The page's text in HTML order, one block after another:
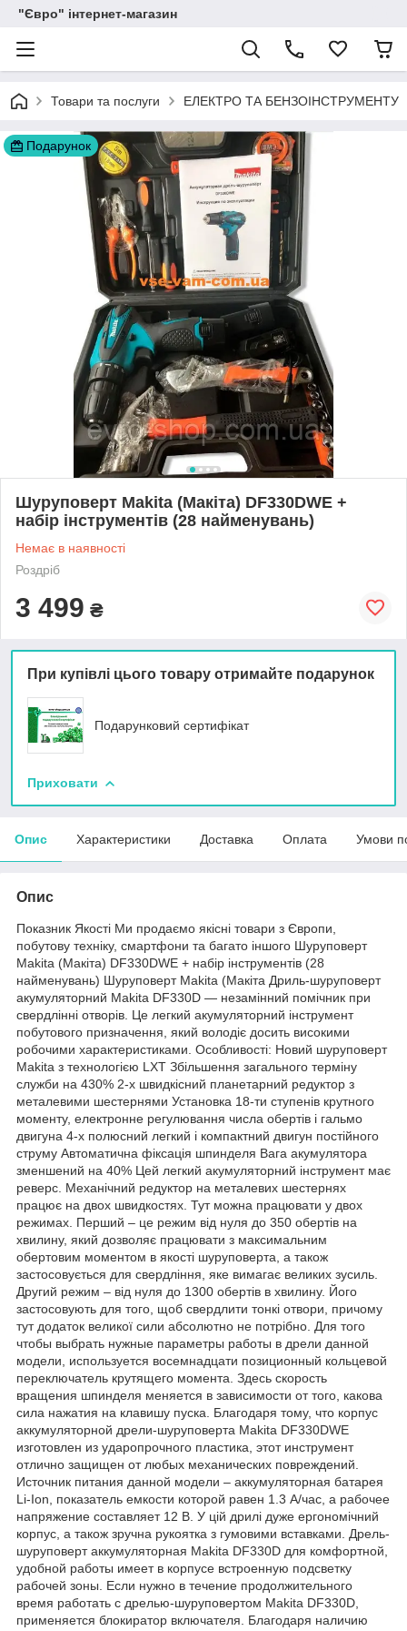
"Євро" інтернет-магазин
Товари та послуги ЕЛЕКТРО ТА БЕНЗОІНСТРУМЕНТУ
Подарунок
Шуруповерт Makita (Макіта) DF330DWE +
набір інструментів (28 найменувань)
Немає в наявності
Роздріб
3 499 ₴
При купівлі цього товару отримайте подарунок
Подарунковий сертифікат
Приховати
Опис Характеристики Доставка Оплата Умови
Опис
Показник Якості Ми продаємо якісні товари з Європи,
побутову техніку, смартфони та багато іншого Шуруповерт
Makita (Макіта) DF330DWE + набір інструментів (28
найменувань) Шуруповерт Makita (Макіта Дриль-шуруповерт
акумуляторний Makita DF330D — незамінний помічник при
свердлінні отворів. Це легкий акумуляторний інструмент
побутового призначення, який володіє досить високими
робочими характеристиками. Особливості: Новий шуруповерт
Makita з технологією LXT Збільшення загального терміну
служби на 430% 2-х швидкісний планетарний редуктор з
металевими шестернями Установка 18-ти ступенів крутного
моменту, електронне регулювання числа обертів і гальмо
двигуна 4-х полюсний легкий і компактний двигун постійного
струму Автоматична фіксація шпинделя Вага акумулятора
зменшений на 40% Цей легкий акумуляторний інструмент має
реверс. Механічний редуктор на металевих шестернях
працює на двох швидкостях. Тут можна працювати у двох
режимах. Перший – це режим від нуля до 350 обертів на
хвилину, який дозволяє працювати з максимальним
обертовим моментом в якості шуруповерта, а також
застосовується для свердління, яке вимагає великих зусиль.
Другий режим – від нуля до 1300 обертів в хвилину. Його
застосовують для того, щоб свердлити тонкі отвори, причому
тут додаток великої сили абсолютно не потрібно. Для того
чтобы выбрать нужные параметры работы в дрели данной
модели, используется восемнадцати позиционный кольцевой
переключатель крутящего момента. Здесь скорость
вращения шпинделя меняется в зависимости от того, какова
сила нажатия на клавишу пуска. Благодаря тому, что корпус
аккумуляторной дрели-шуруповерта Makita DF330DWE
изготовлен из ударопрочного пластика, этот инструмент
отлично защищен от любых механических повреждений.
Источник питания данной модели – аккумуляторная батарея
Li-Ion, показатель емкости которой равен 1.3 А/час, а рабочее
напряжение составляет 12 В. У цій дрилі дуже ергономічний
корпус, а також зручна рукоятка з гумовими вставками. Дрель-
шуруповерт аккумуляторная Makita DF330D для комфортной,
удобной работы имеет в корпусе встроенную подсветку
рабочей зоны. Если нужно в течение продолжительного
время работать с дрелью-шуруповертом Makita DF330D,
применяется блокиратор включателя. Благодаря наличию